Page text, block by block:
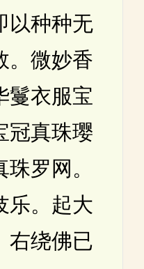
以种种无
。微妙香
鬘衣服宝
冠真珠璎
罗网。
乐。起大
右绕佛已